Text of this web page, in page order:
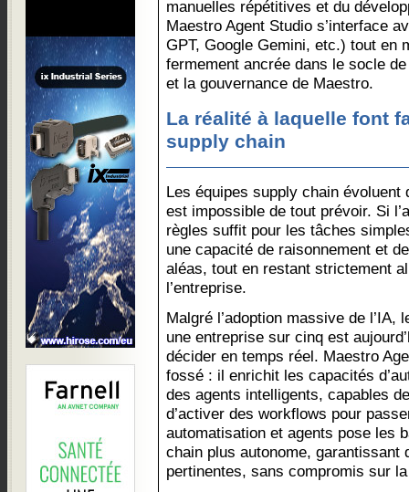
manuelles répétitives et du
Maestro Agent Studio s’interface
GPT, Google Gemini, etc.) tout en
fermement ancrée dans le socle
et la gouvernance de Maestro.
La réalité à laquelle font
supply chain
Les équipes supply chain
est impossible de tout prévoir. Si
règles suffit pour les tâches
une capacité de raisonnement et
aléas, tout en restant strictement
l’entreprise.
Malgré l’adoption massive de l’IA,
une entreprise sur cinq est
décider en temps réel. Maestro
fossé : il enrichit les capacités
des agents intelligents, capables
d’activer des workflows pour
automatisation et agents pose les
chain plus autonome, garantissant
pertinentes, sans compromis sur